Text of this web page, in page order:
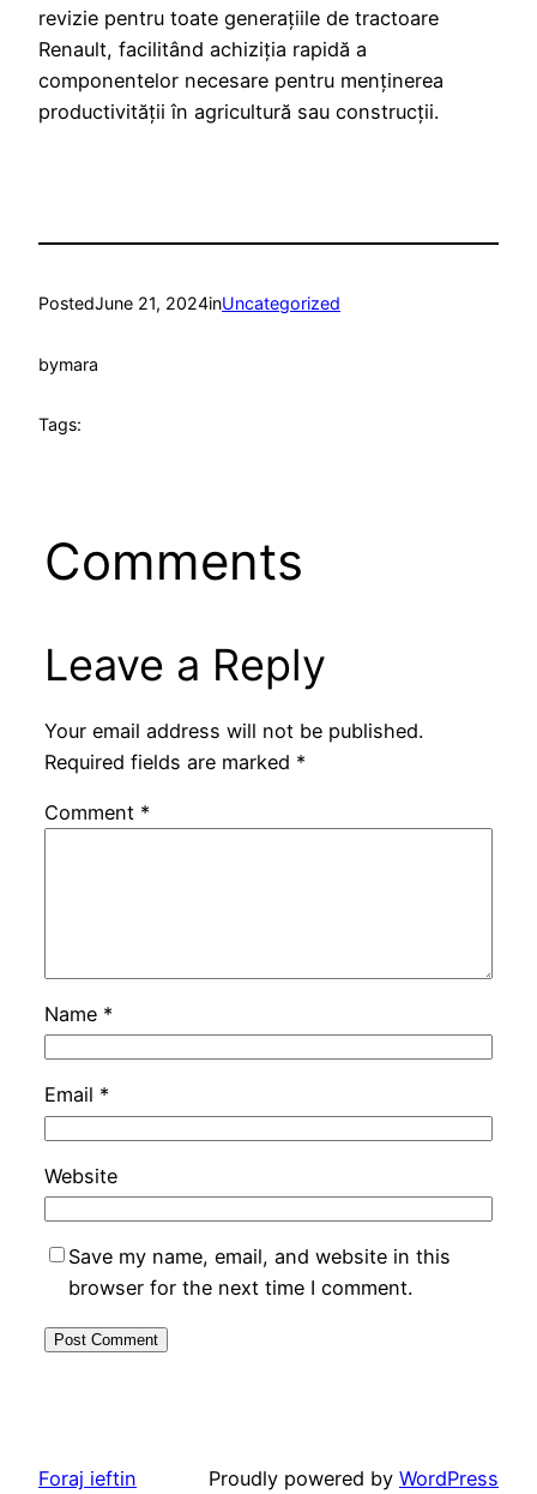
revizie pentru toate generațiile de tractoare
Renault, facilitând achiziția rapidă a
componentelor necesare pentru menținerea
productivității în agricultură sau construcții.
PostedJune 21, 2024inUncategorized
bymara
Tags:
Comments
Leave a Reply
Your email address will not be published.
Required fields are marked *
Comment *
Name *
Email *
Website
Save my name, email, and website in this
browser for the next time I comment.
Foraj ieftin Proudly powered by WordPress